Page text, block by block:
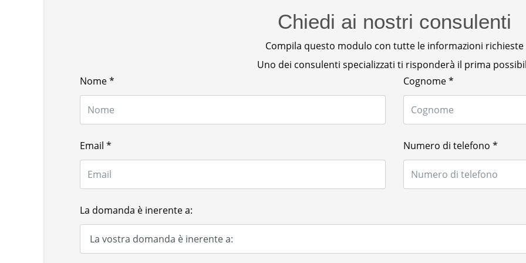
Chiedi ai nostri consulenti
Compila questo modulo con tutte le informazioni richieste
Uno dei consulenti specializzati ti risponderà il prima
Nome* Cognome*
Email * Numero di telefono *
La domanda è inerente a: